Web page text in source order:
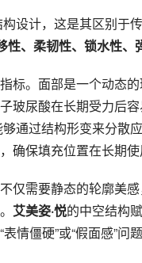
设计，这是其区别于
性、柔韧性、锁水性、
标。面部是一个动
玻尿酸在长期受力后
通过结构形变来分散
确保填充位置在长期使
仅需要静态的轮廓
艾美姿·悦的中空结构
情僵硬”或“假面感”问题